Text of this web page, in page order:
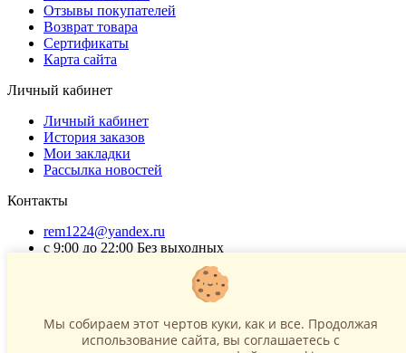
Отзывы покупателей
Возврат товара
Сертификаты
Карта сайта
Личный кабинет
Личный кабинет
История заказов
Мои закладки
Рассылка новостей
Контакты
rem1224@yandex.ru
с 9:00 до 22:00 Без выходных
Г. Москва ул. Коровинское шоссе 35 стр 2
ОГРНИП 318502900040868
(с) 2015 - 2026 “SharLime”, копирование контента запрещено и
Мы собираем этот чертов куки, как и все. Продолжая
использование сайта, вы соглашаетесь c